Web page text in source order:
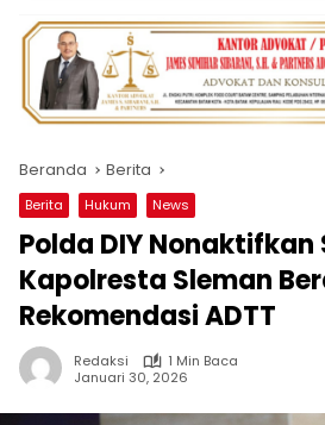
Beranda Berita
Berita Hukum News
Polda DIY
Kapolresta Sleman
Rekomendasi ADTT
Redaksi
1 Min Baca
Januari 30, 2026